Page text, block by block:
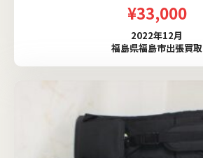
¥33,000
2022年12月
福島県福島市出張買取